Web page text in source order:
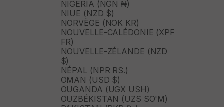
NIGÉRIA (NGN ₦)
NIUE (NZD $)
NORVÈGE (NOK KR)
NOUVELLE-CALÉDONIE (XPF
FR)
NOUVELLE-ZÉLANDE (NZD
$)
NÉPAL (NPR RS.)
OMAN (USD $)
OUGANDA (UGX USH)
OUZBÉKISTAN (UZS SO'M)